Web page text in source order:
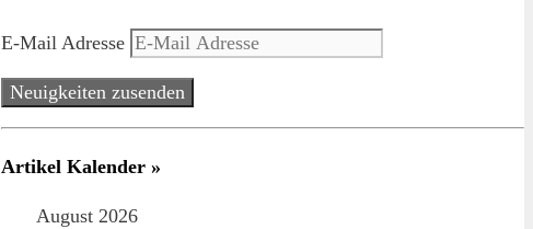
E-Mail Adresse
Neuigkeiten zusenden
Artikel Kalender »
August 2026